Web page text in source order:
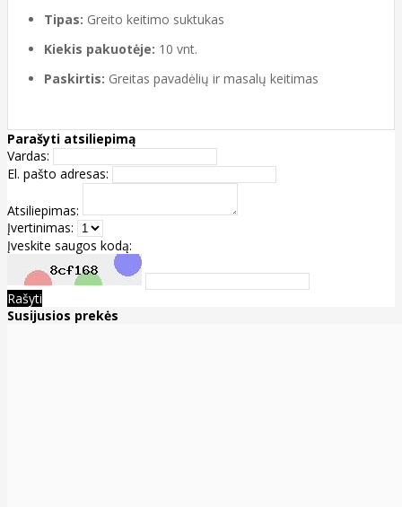
Tipas: Greito keitimo suktukas
Kiekis pakuotėje: 10 vnt.
Paskirtis: Greitas pavadėlių ir masalų keitimas
Parašyti atsiliepimą
Vardas:
El. pašto adresas:
Atsiliepimas:
Įvertinimas:
Įveskite saugos kodą:
Rašyti
Susijusios prekės